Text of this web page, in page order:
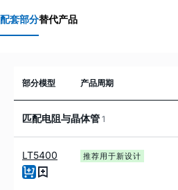
配套部分替代产品
部分模型 产品周期
匹配电阻与晶体管 1
LT5400 推荐用于新设计